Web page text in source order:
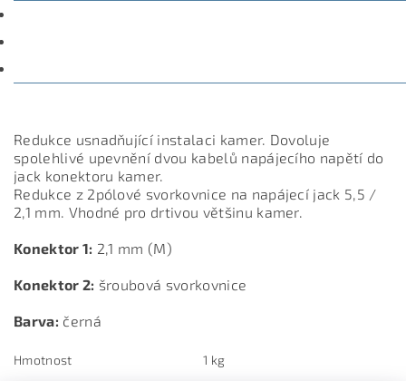
Redukce usnadňující instalaci kamer. Dovoluje
spolehlivé upevnění dvou kabelů napájecího napětí do
jack konektoru kamer.
Redukce z 2pólové svorkovnice na napájecí jack 5,5 /
2,1 mm. Vhodné pro drtivou většinu kamer.
Konektor 1: 2,1 mm (M)
Konektor 2: šroubová svorkovnice
Barva: černá
Hmotnost 1 kg